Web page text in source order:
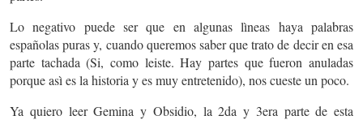
Lo negativo puede ser que en algunas lìneas haya palabras
españolas puras y, cuando queremos saber que trato de decir en esa
parte tachada (Si, como leiste. Hay partes que fueron anuladas
porque asì es la historia y es muy entretenido), nos cueste un poco.
Ya quiero leer Gemina y Obsidio, la 2da y 3era parte de esta